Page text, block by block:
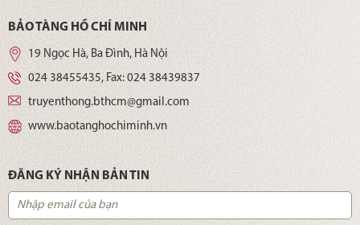
BẢO TÀNG HỒ CHÍ MINH
19 Ngọc Hà, Ba Đình, Hà Nội
024 38455435, Fax: 024 38439837
truyenthong.bthcm@gmail.com
www.baotanghochiminh.vn
ĐĂNG KÝ NHẬN BẢN TIN